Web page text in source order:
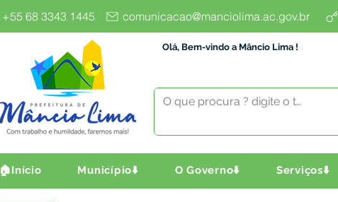
+55 68 3343 1445 comunicacao@manciolima.ac.gov.br
Olá, Bem-vindo a Mâncio Lima !
🏠Início Município⬇️ O Governo⬇️ Serviços⬇️